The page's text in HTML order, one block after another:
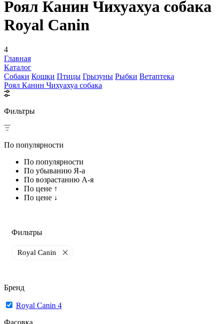
Роял Канин Чихуахуа собака
Royal Canin
4
Главная
Каталог
Собаки Кошки Птицы Грызуны Рыбки Ветаптека
Роял Канин Чихуахуа собака
Фильтры
По популярности
По популярности
По убыванию Я-а
По возрастанию А-я
По цене ↑
По цене ↓
Фильтры
Royal Canin
Бренд
Royal Canin 4
Фасовка